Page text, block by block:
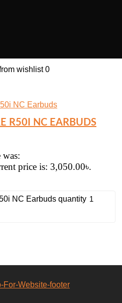
wishlist 0
R50I NC EARBUDS
price is: 3,050.00৳.
NC Earbuds quantity